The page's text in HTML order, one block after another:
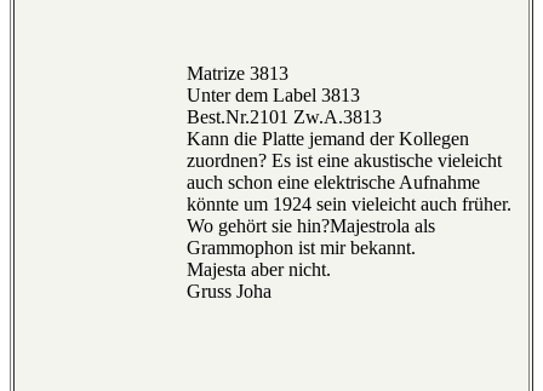
Matrize 3813
Unter dem Label 3813
Best.Nr.2101 Zw.A.3813
Kann die Platte jemand der Kollegen
zuordnen? Es ist eine akustische vieleicht
auch schon eine elektrische Aufnahme
könnte um 1924 sein vieleicht auch früher.
Wo gehört sie hin?Majestrola als
Grammophon ist mir bekannt.
Majesta aber nicht.
Gruss Joha